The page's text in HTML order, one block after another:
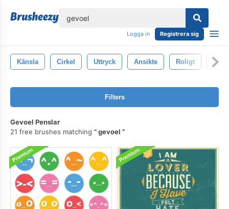
Logga in Registrera sig
Känsla Cirkel Uttryck Ansikte Roligt
Filters
Gevoel Penslar
21 free brushes matching
gevoel